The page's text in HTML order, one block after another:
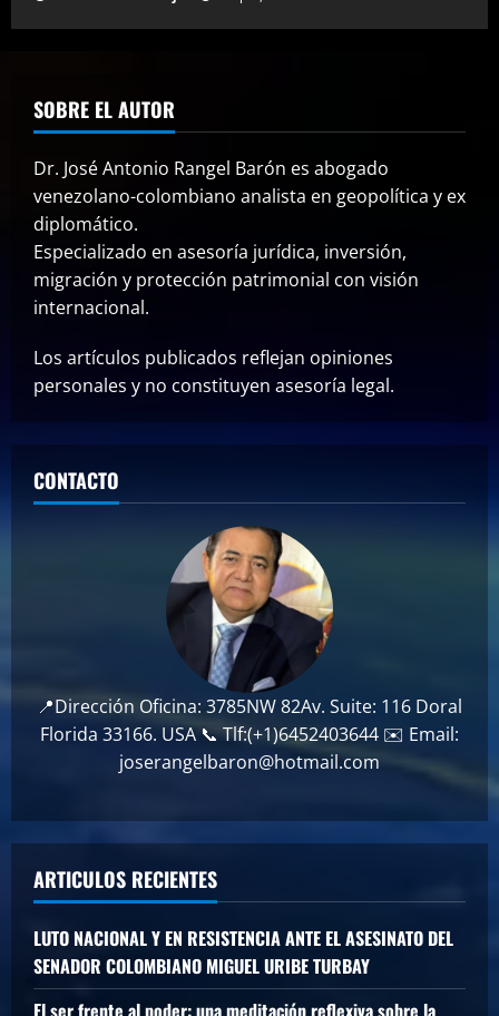
SOBRE EL AUTOR
Dr. José Antonio Rangel Barón es abogado
venezolano-colombiano analista en geopolítica y ex
diplomático.
Especializado en asesoría jurídica, inversión,
migración y protección patrimonial con visión
internacional.
Los artículos publicados reflejan opiniones
personales y no constituyen asesoría legal.
CONTACTO
📍Dirección Oficina: 3785NW 82Av. Suite: 116 Doral
Florida 33166. USA 📞 Tlf:(+1)6452403644 ✉️ Email:
joserangelbaron@hotmail.com
ARTICULOS RECIENTES
LUTO NACIONAL Y EN RESISTENCIA ANTE EL ASESINATO DEL
SENADOR COLOMBIANO MIGUEL URIBE TURBAY